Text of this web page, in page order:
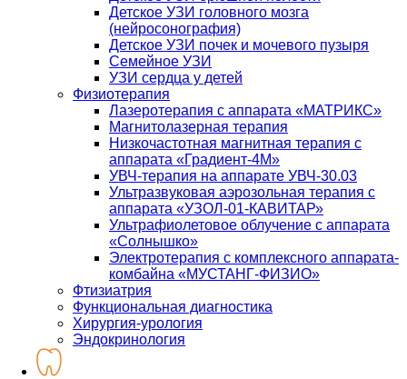
Детское УЗИ головного мозга
(нейросонография)
Детское УЗИ почек и мочевого пузыря
Семейное УЗИ
УЗИ сердца у детей
Физиотерапия
Лазеротерапия с аппарата «МАТРИКС»
Магнитолазерная терапия
Низкочастотная магнитная терапия с
аппарата «Градиент-4М»
УВЧ-терапия на аппарате УВЧ-30.03
Ультразвуковая аэрозольная терапия с
аппарата «УЗОЛ-01-КАВИТАР»
Ультрафиолетовое облучение с аппарата
«Солнышко»
Электротерапия с комплексного аппарата-
комбайна «МУСТАНГ-ФИЗИО»
Фтизиатрия
Функциональная диагностика
Хирургия-урология
Эндокринология